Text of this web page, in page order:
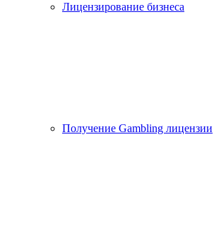
Лицензирование бизнеса
Получение Gambling лицензии